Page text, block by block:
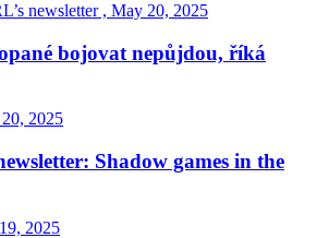
newsletter , May 20, 2025
bojovat nepůjdou, říká
2025
Shadow games in the
2025